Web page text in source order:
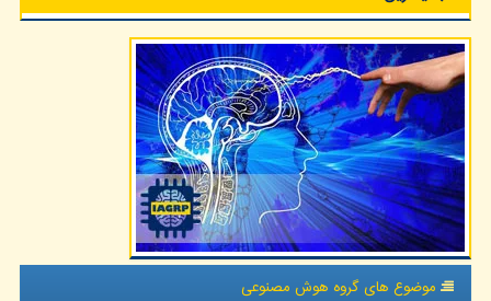
موضوع های گروه هوش مصنوعی